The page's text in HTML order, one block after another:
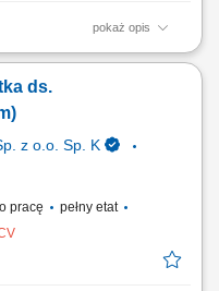
pokaż opis
Sporządzanie
i ICSMS na potrzeby
administracji publicznej
ds.
z o.o. Sp. K
pracę
pełny etat